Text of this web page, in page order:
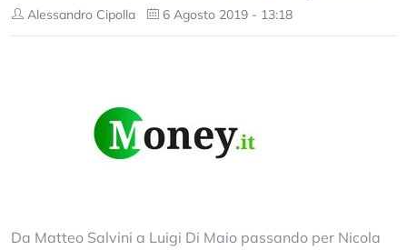
Alessandro Cipolla 6 Agosto 2019 - 13:18
Da Matteo Salvini a Luigi Di Maio passando per Nicola